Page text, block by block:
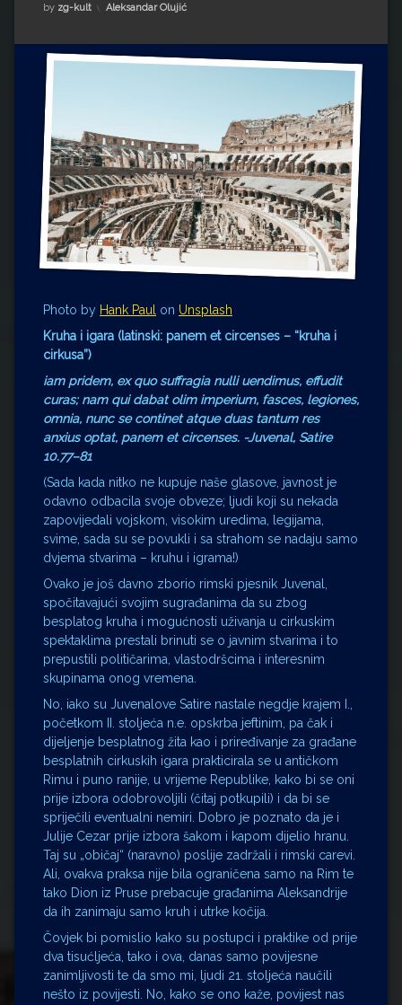
Impressum
Milenko Strižak
Drugi autori
Drugi autori
Matea Andrić
Ljiljana Lekanić-Kljaić
Željko Krznarić
Mario Lovreković
Miroslav Šantek
by zg-kult Kategorije:
Aleksandar Olujić
Photo by Hank Paul on Unsplash
Kruha i igara (latinski: panem et circenses – “kruha i
cirkusa”)
iam pridem, ex quo suffragia nulli uendimus, effudit
curas; nam qui dabat olim imperium, fasces, legiones,
omnia, nunc se continet atque duas tantum res
anxius optat, panem et circenses. -Juvenal, Satire
10.77–81
(Sada kada nitko ne kupuje naše glasove, javnost je
odavno odbacila svoje obveze; ljudi koji su nekada
zapovijedali vojskom, visokim uredima, legijama,
svime, sada su se povukli i sa strahom se nadaju samo
dvjema stvarima – kruhu i igrama!)
Ovako je još davno zborio rimski pjesnik Juvenal,
spočitavajući svojim sugrađanima da su zbog
besplatog kruha i mogućnosti uživanja u cirkuskim
spektaklima prestali brinuti se o javnim stvarima i to
prepustili političarima, vlastodršcima i interesnim
skupinama onog vremena.
No, iako su Juvenalove Satire nastale negdje krajem I.,
početkom II. stoljeća n.e. opskrba jeftinim, pa čak i
dijeljenje besplatnog žita kao i priređivanje za građane
besplatnih cirkuskih igara prakticirala se u antičkom
Rimu i puno ranije, u vrijeme Republike, kako bi se oni
prije izbora odobrovoljili (čitaj potkupili) i da bi se
spriječili eventualni nemiri. Dobro je poznato da je i
Julije Cezar prije izbora šakom i kapom dijelio hranu.
Taj su „običaj“ (naravno) poslije zadržali i rimski carevi.
Ali, ovakva praksa nije bila ograničena samo na Rim te
tako Dion iz Pruse prebacuje građanima Aleksandrije
da ih zanimaju samo kruh i utrke kočija.
Čovjek bi pomislio kako su postupci i praktike od prije
dva tisućljeća, tako i ova, danas samo povijesne
zanimljivosti te da smo mi, ljudi 21. stoljeća naučili
nešto iz povijesti. No, kako se ono kaže, povijest nas